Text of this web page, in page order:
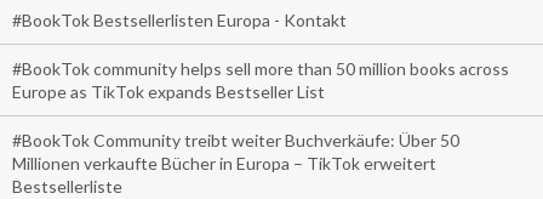
#BookTok Bestsellerlisten Europa - Kontakt
#BookTok community helps sell more than 50 million books across
Europe as TikTok expands Bestseller List
#BookTok Community treibt weiter Buchverkäufe: Über 50
Millionen verkaufte Bücher in Europa – TikTok erweitert
Bestsellerliste